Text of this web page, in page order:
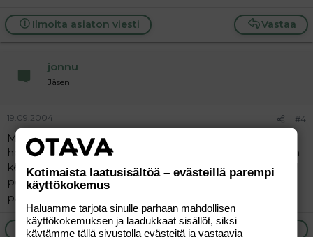
Vastaa
Ilmoita asiaton viesti
jonnu
Jäsen
19.09.2004 #4
Meillä poika sai lasit ollessaan n.1v2kk (karsastuksen
hoitoon).Ja alusta asti on hyvin niitä pitänyt.Tosin jonkun
kerran ovat vääntyneet ja kerran toinen sanka mennyt
poikki...mutta silti ihan hyvin on antanut niitten olla
päässä,vaikka niin pieni oli kun ne sai
Ilmoita asiaton viesti
Kotimaista laatusisältöä – evästeillä parempi
käyttökokemus
Haluamme tarjota sinulle parhaan mahdollisen
käyttökokemuksen ja laadukkaat sisällöt, siksi
käytämme tällä sivustolla evästeitä ja vastaavia